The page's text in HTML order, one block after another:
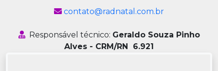
contato@radnatal.com.br
Responsável técnico: Geraldo Souza Pinho
Alves - CRM/RN 6.921